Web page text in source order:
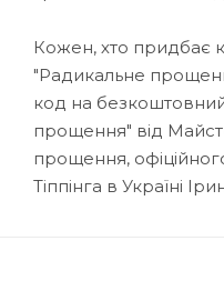
Кожен, хто придбає
"Радикальне
код на
прощення" від
прощення,
Тіппінга в Україні